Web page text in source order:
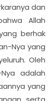
dan
Allah
berhak
Nya yang
Oleh
adalah
yang